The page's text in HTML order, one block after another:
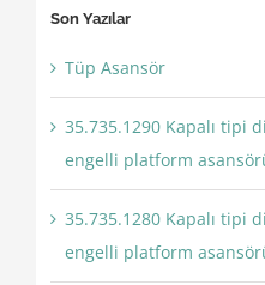
Son Yazılar
Tüp Asansör
35.735.1290 Kapalı tipi
engelli platform
35.735.1280 Kapalı tipi
engelli platform